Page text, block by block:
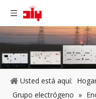
Usted está aquí:
Grupo electrógeno »